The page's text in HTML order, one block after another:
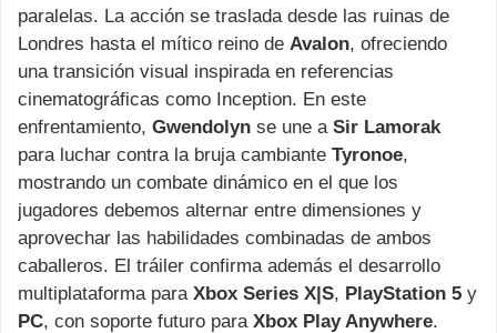
paralelas. La acción se traslada desde las ruinas de
Londres hasta el mítico reino de Avalon, ofreciendo
una transición visual inspirada en referencias
cinematográficas como Inception. En este
enfrentamiento, Gwendolyn se une a Sir Lamorak
para luchar contra la bruja cambiante Tyronoe,
mostrando un combate dinámico en el que los
jugadores debemos alternar entre dimensiones y
aprovechar las habilidades combinadas de ambos
caballeros. El tráiler confirma además el desarrollo
multiplataforma para Xbox Series X|S, PlayStation 5 y
PC, con soporte futuro para Xbox Play Anywhere.